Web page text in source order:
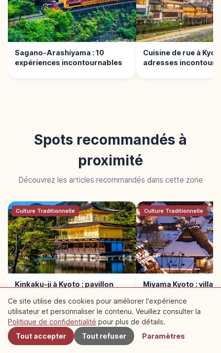
Sagano-Arashiyama : 10
expériences incontournables
Cuisine de rue à
adresses
Spots recommandés à
proximité
Découvrez les articles recommandés dans cette zone
Culture Traditionnelle
Kinkaku-ji à Kyoto : pavillon
Culture Traditionnelle
Miyama Kyoto :
À proximité
Découvrir Voyage Explorer Kyoto
Ce site utilise des cookies pour améliorer l'expérience
utilisateur et personnaliser le contenu. Veuillez consulter la
Politique de confidentialité pour plus de détails.
Tout accepter
Tout refuser Paramètres